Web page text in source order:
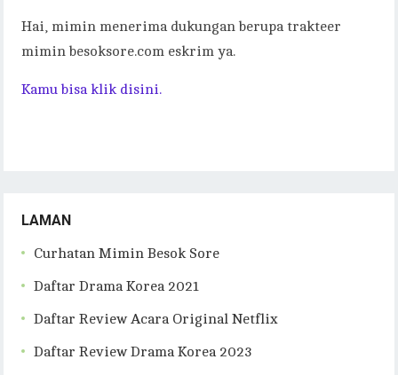
Hai, mimin menerima dukungan berupa trakteer
mimin besoksore.com eskrim ya.
Kamu bisa klik disini.
LAMAN
Curhatan Mimin Besok Sore
Daftar Drama Korea 2021
Daftar Review Acara Original Netflix
Daftar Review Drama Korea 2023